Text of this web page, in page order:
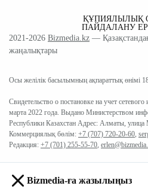
ҚҰПИЯЛЫЛЫҚ
ПАЙДАЛАНУ
2021-2026 Bizmedia.kz —
жаңалықтары
Осы желілік басылымның ақпараттық өнімі
Свидетельство о постановке на учет
марта 2022 года. Выдано Министерством
Республики Казахстан Адрес: Алматы, улица
Коммерциялық бөлім: +7 (707) 720-20-60
Редакция: +7 (701) 255-55-70
Bizmedia-ға жазылыңыз